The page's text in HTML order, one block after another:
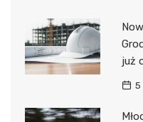
już
5